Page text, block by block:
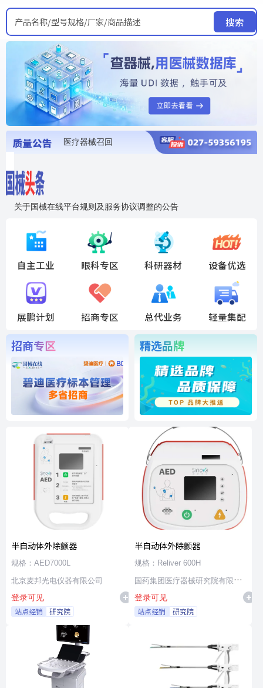
产品名称/型号规格/厂家/商品描述 搜索
医疗器械召回
关于国械在线平台规则及服务协议调整的公告
国药创研AED开启全国招商
自主工业 眼科专区 科研器材 设备优选
展鹏计划 招商专区 总代业务 轻量集配
招商专区 精选品牌
半自动体外除颤器
规格：AED7000L
北京麦邦光电仪器有限公司
登录可见
站点经销 研究院
半自动体外除颤器
规格：Reliver 600H
国药集团医疗器械研究院有限公
司
登录可见
站点经销 研究院